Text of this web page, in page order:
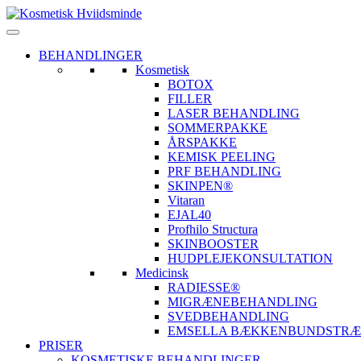
BEHANDLINGER
Kosmetisk
BOTOX
FILLER
LASER BEHANDLING
SOMMERPAKKE
ÅRSPAKKE
KEMISK PEELING
PRF BEHANDLING
SKINPEN®
Vitaran
EJAL40
Profhilo Structura
SKINBOOSTER
HUDPLEJEKONSULTATION
Medicinsk
RADIESSE®
MIGRÆNEBEHANDLING
SVEDBEHANDLING
EMSELLA
PRISER